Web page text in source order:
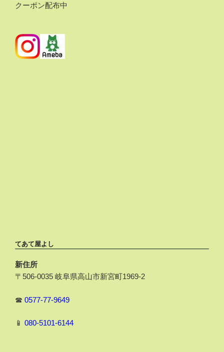
クーポン配布中
てあて屋よし
新住所
〒506-0035 岐阜県高山市新宮町1969-2
☎ 0577-77-9649
📱 080-5101-6144